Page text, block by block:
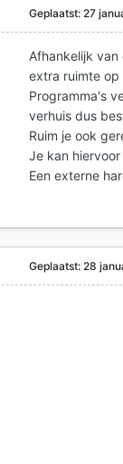
Geplaatst: 27
Afhankelijk
extra ruimte op
Programma's
verhuis dus
Ruim je ook
Je kan
Een externe
Geplaatst: 28